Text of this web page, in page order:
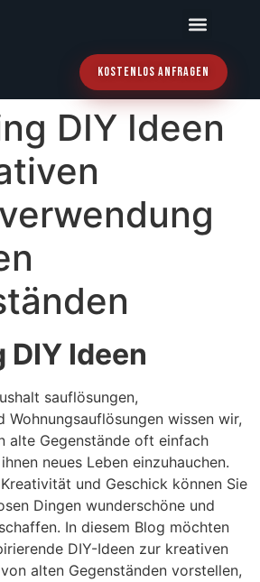
Kostenlos Anfragen
DIY Ideen
Ideen
sauflösungen,
Wohnungsauflösungen wissen wir,
alte Gegenstände oft einfach
neues Leben einzuhauchen.
und Geschick können Sie
Dingen wunderschöne und
In diesem Blog möchten
DIY-Ideen zur kreativen
alten Gegenständen vorstellen,